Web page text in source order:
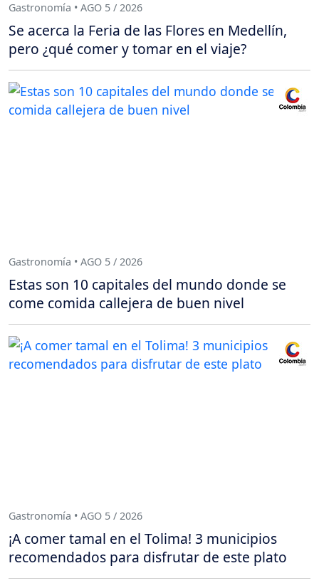
Gastronomía • AGO 5 / 2026
Se acerca la Feria de las Flores en Medellín,
pero ¿qué comer y tomar en el viaje?
Gastronomía • AGO 5 / 2026
Estas son 10 capitales del mundo donde se
come comida callejera de buen nivel
Gastronomía • AGO 5 / 2026
¡A comer tamal en el Tolima! 3 municipios
recomendados para disfrutar de este plato